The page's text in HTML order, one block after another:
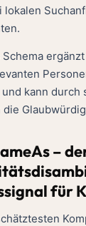
lokalen
Schema
kann durch
–
für